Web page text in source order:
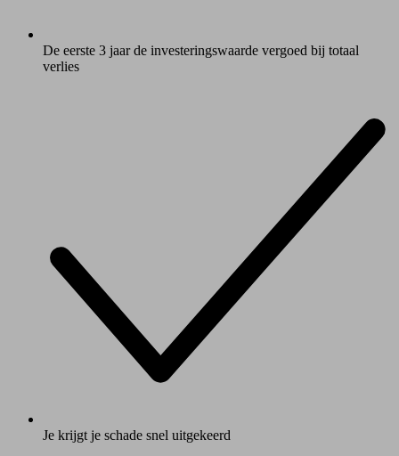
De eerste 3 jaar de investeringswaarde vergoed bij totaal
verlies
Je krijgt je schade snel uitgekeerd